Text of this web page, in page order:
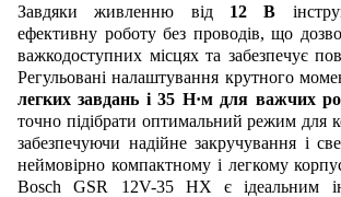
Завдяки живленню від 12 В
ефективну роботу без проводів, що
важкодоступних місцях та забезпечує
Регульовані налаштування крутного
легких завдань і 35 Н·м для важчих
точно підібрати оптимальний режим для
забезпечуючи надійне закручування і
неймовірно компактному і легкому
Bosch GSR 12V-35 HX є ідеальним